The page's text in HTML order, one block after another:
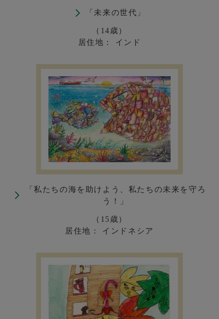
「未来の世代」
（14歳）
居住地： インド
「私たちの海を助けよう、私たちの未来を守ろ
う！」
（15歳）
居住地： インドネシア